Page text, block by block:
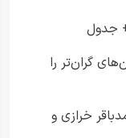
گران‌تر را
خرازی و